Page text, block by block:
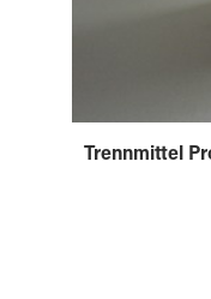
Trennmittel